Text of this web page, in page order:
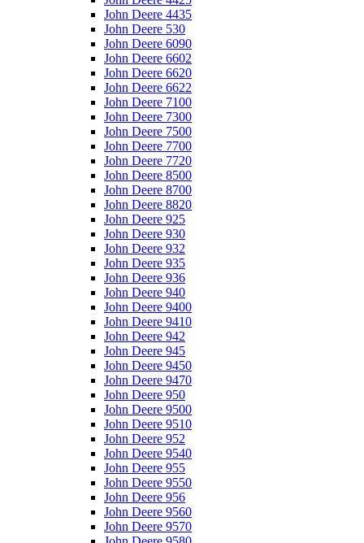
John Deere 4435
John Deere 530
John Deere 6090
John Deere 6602
John Deere 6620
John Deere 6622
John Deere 7100
John Deere 7300
John Deere 7500
John Deere 7700
John Deere 7720
John Deere 8500
John Deere 8700
John Deere 8820
John Deere 925
John Deere 930
John Deere 932
John Deere 935
John Deere 936
John Deere 940
John Deere 9400
John Deere 9410
John Deere 942
John Deere 945
John Deere 9450
John Deere 9470
John Deere 950
John Deere 9500
John Deere 9510
John Deere 952
John Deere 9540
John Deere 955
John Deere 9550
John Deere 956
John Deere 9560
John Deere 9570